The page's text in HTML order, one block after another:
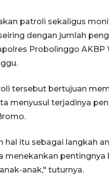
patroli sekaligus
dengan jumlah
Probolinggo
tersebut bertujuan
menyusul terjadinya
hal itu sebagai langkah
menekankan
anak," tuturnya.